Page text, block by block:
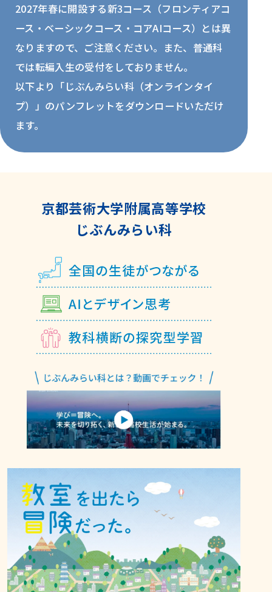
2027年春に開設する新3コース（フロンティアコ
ース・ベーシックコース・コアAIコース）とは異
なりますので、ご注意ください。また、普通科
では転編入生の受付をしておりません。
以下より「じぶんみらい科（オンラインタイ
プ）」のパンフレットをダウンロードいただけ
ます。
京都芸術大学附属高等学校
じぶんみらい科